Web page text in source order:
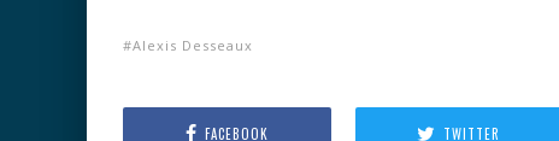
Alexis Desseaux
FACEBOOK TWITTER